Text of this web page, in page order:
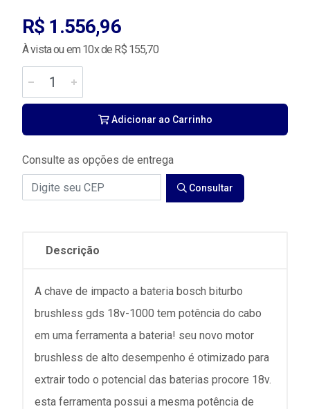
R$ 1.556,96
À vista ou em 10x de R$ 155,70
Adicionar ao Carrinho
Consulte as opções de entrega
Consultar
Descrição
A chave de impacto a bateria bosch biturbo
brushless gds 18v-1000 tem potência do cabo
em uma ferramenta a bateria! seu novo motor
brushless de alto desempenho é otimizado para
extrair todo o potencial das baterias procore 18v.
esta ferramenta possui a mesma potência de